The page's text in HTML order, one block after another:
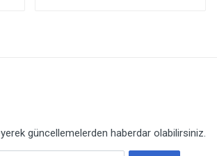
güncellemelerden haberdar olabilirsiniz.